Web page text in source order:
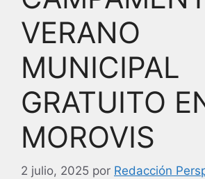
VERANO
MUNICIPAL
GRATUITO
MOROVIS
2 julio, 2025 por Redacción